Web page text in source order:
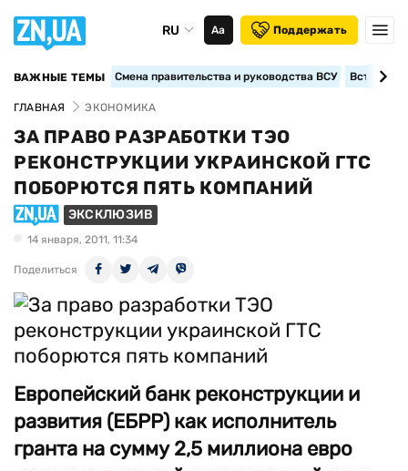
RU Аа Поддержать
ВАЖНЫЕ ТЕМЫ Смена правительства и руководства ВСУ
ГЛАВНАЯ ЭКОНОМИКА
ЗА ПРАВО РАЗРАБОТКИ ТЭО
РЕКОНСТРУКЦИИ УКРАИНСКОЙ ГТС
ПОБОРЮТСЯ ПЯТЬ КОМПАНИЙ
ЭКСКЛЮЗИВ
14 января, 2011, 11:34
Поделиться
Европейский банк реконструкции и
развития (ЕБРР) как исполнитель
гранта на сумму 2,5 миллиона евро